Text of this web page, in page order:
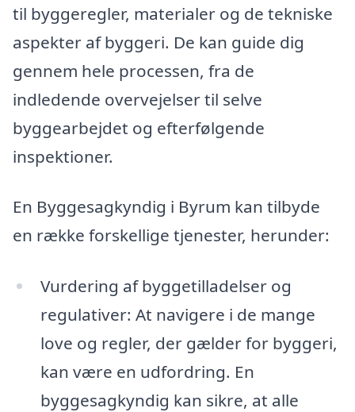
til byggeregler, materialer og de tekniske
aspekter af byggeri. De kan guide dig
gennem hele processen, fra de
indledende overvejelser til selve
byggearbejdet og efterfølgende
inspektioner.
En Byggesagkyndig i Byrum kan tilbyde
en række forskellige tjenester, herunder:
Vurdering af byggetilladelser og
regulativer: At navigere i de mange
love og regler, der gælder for byggeri,
kan være en udfordring. En
byggesagkyndig kan sikre, at alle